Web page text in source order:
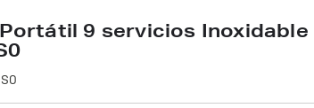
9 servicios Inoxidable